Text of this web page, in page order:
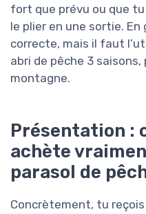
fort que prévu ou que
le plier en une sortie.
correcte, mais il faut
abri de pêche 3
montagne.
Présentation :
achète
parasol de
Concrètement, tu